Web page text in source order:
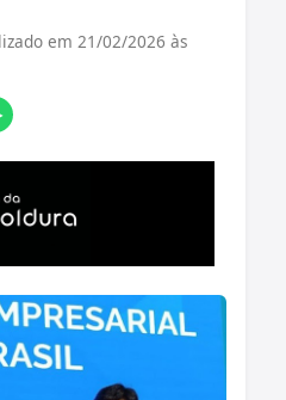
em 21/02/2026 às